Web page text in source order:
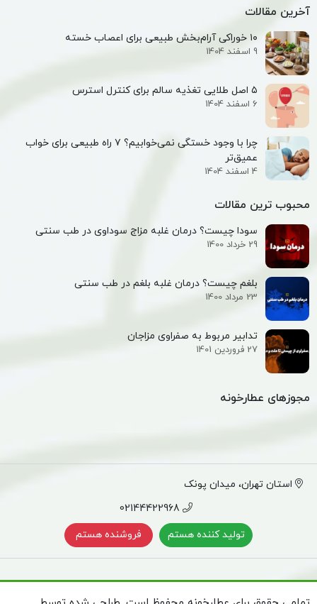
آخرین مقالات
۱۰ خوراکی آرام‌بخش طبیعی برای اعصاب خسته
9 اسفند 1404
۵ اصل طلایی تغذیه سالم برای کنترل استرس
6 اسفند 1404
چرا با وجود خستگی نمی‌خوابیم؟ ۷ راه طبیعی برای خواب
عمیق‌تر
4 اسفند 1404
محبوب ترین مقالات
سودا چیست؟ درمان غلبه مزاج سوداوی در طب سنتی
29 خرداد 1400
بلغم چیست؟ درمان غلبه بلغم در طب سنتی
23 مرداد 1400
تدابیر مربوط به صفراوی مزاجان
27 فروردین 1401
مجوزهای عطارخونه
استان تهران، میدان پونک
02144422968
تولید کننده هستم
فروشنده هستم